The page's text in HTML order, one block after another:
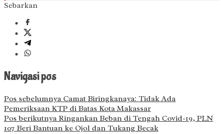
Sebarkan
Navigasi pos
Pos sebelumnya Camat Biringkanaya: Tidak Ada
Pemeriksaan KTP di Batas Kota Makassar
Pos berikutnya Ringankan Beban di Tengah Covid-19, PLN
107 Beri Bantuan ke Ojol dan Tukang Becak